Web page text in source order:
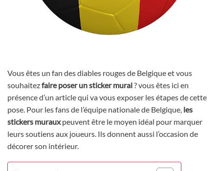
Vous êtes un fan des diables rouges de Belgique et vous
souhaitezfaire poser un sticker mural? vous êtes ici en
présence d’un article qui va vous exposer les étapes de cette
pose. Pour les fans de l’équipe nationale de Belgique, les
stickers murauxpeuvent être le moyen idéal pour marquer
leurs soutiens aux joueurs. Ils donnent aussi l’occasion de
décorer son intérieur.